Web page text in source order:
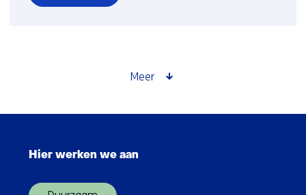
over
Meer
Hier werken we aan